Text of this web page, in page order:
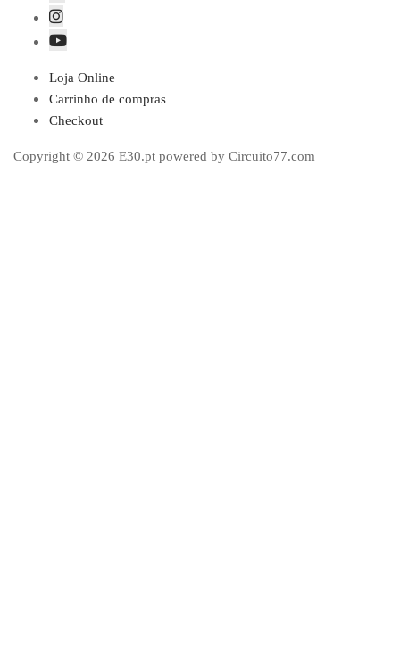
Loja Online
Carrinho de compras
Checkout
Copyright © 2026 E30.pt powered by Circuito77.com